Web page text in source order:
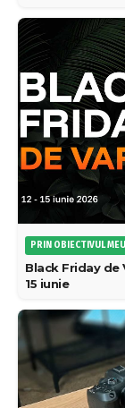
PRIN OBIECTIVUL MEU
Black Friday de
15 iunie